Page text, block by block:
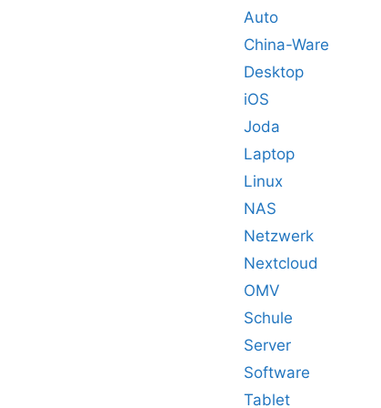
Auto
China-Ware
Desktop
iOS
Joda
Laptop
Linux
NAS
Netzwerk
Nextcloud
OMV
Schule
Server
Software
Tablet